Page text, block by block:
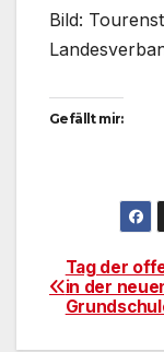
Bild:
Gefällt mir:
Tag der
in der